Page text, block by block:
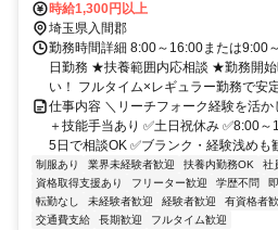
時給1,300円以上
埼玉県入間郡
勤務時間詳細 8:00～16:00または
日勤務 ★扶養範囲内応相談 ★勤務開始
い！ フルタイム×レギュラー勤務で安
仕事内容 ＼リーチフォーク経験を活
＋技能手当あり ✅土日祝休み ✅8:00
5日で相談OK ✅ブランク・経験浅めも
制服あり 業界未経験者歓迎 扶養内勤務OK 社
資格取得支援あり
フリーター歓迎 学歴不問
転勤なし
未経験者歓迎 経験者歓迎 有資格者
交通費支給
長期歓迎 フルタイム歓迎